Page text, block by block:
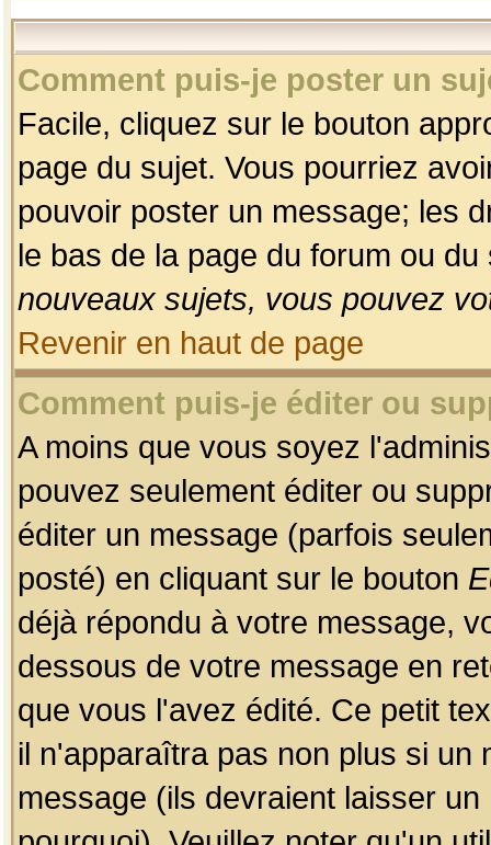
Comment puis-je poster un
Facile, cliquez sur le bouton
page du sujet. Vous pourriez
pouvoir poster un message; les
le bas de la page du forum ou
nouveaux sujets, vous pouvez
Revenir en haut de page
Comment puis-je éditer ou
A moins que vous soyez
pouvez seulement éditer ou
éditer un message (parfois
posté) en cliquant sur le bouton
déjà répondu à votre message,
dessous de votre message en
que vous l'avez édité. Ce petit
il n'apparaîtra pas non plus si un
message (ils devraient laisser